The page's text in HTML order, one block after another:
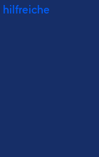
hilfreiche